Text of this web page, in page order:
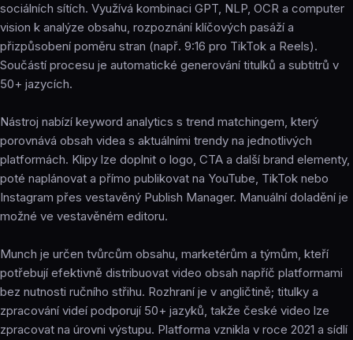
sociálních sítích. Využívá kombinaci GPT, NLP, OCR a computer
vision k analýze obsahu, rozpoznání klíčových pasáží a
přizpůsobení poměru stran (např. 9:16 pro TikTok a Reels).
Součástí procesu je automatické generování titulků a subtitrů v
50+ jazycích.
Nástroj nabízí keyword analytics s trend matchingem, který
porovnává obsah videa s aktuálními trendy na jednotlivých
platformách. Klipy lze doplnit o logo, CTA a další brand elementy,
poté naplánovat a přímo publikovat na YouTube, TikTok nebo
Instagram přes vestavěný Publish Manager. Manuální doladění je
možné ve vestavěném editoru.
Munch je určen tvůrcům obsahu, marketérům a týmům, kteří
potřebují efektivně distribuovat video obsah napříč platformami
bez nutnosti ručního střihu. Rozhraní je v angličtině; titulky a
zpracování videí podporují 50+ jazyků, takže české video lze
zpracovat na úrovni výstupu. Platforma vznikla v roce 2021 a sídlí